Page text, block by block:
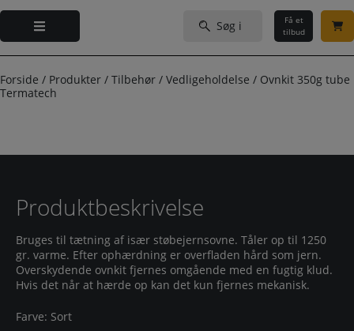
Hop
indholdet
efter:
Få et
tilbud
Forside / Produkter / Tilbehør / Vedligeholdelse / Ovnkit 350g tube
Termatech
Produktbeskrivelse
Bruges til tætning af især støbejernsovne. Tåler op til 1250
gr. varme. Efter ophærdning er overfladen hård som jern.
Overskydende ovnkit fjernes omgående med en fugtig klud.
Hvis det når at hærde op kan det kun fjernes mekanisk.
Farve: Sort